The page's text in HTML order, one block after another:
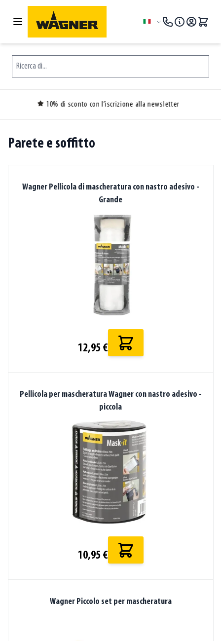
Salta al contenuto
Lingua
Ricerca di...
alla newsletter 30 giorni di
Parete e soffitto
Wagner Pellicola di mascheratura con nastro adesivo -
Grande
12,95 €
Pellicola per mascheratura Wagner con nastro adesivo -
piccola
10,95 €
Wagner Piccolo set per mascheratura